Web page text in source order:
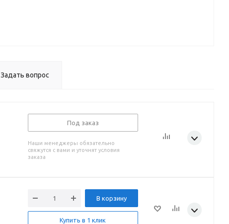
Задать вопрос
Под заказ
Наши менеджеры обязательно
свяжутся с вами и уточнят условия
заказа
В корзину
Купить в 1 клик